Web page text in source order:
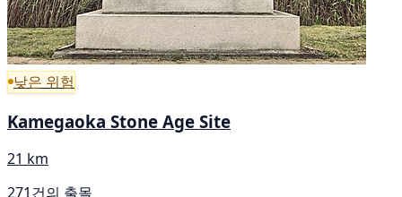
낮은 위험
Kamegaoka Stone Age Site
21 km
271건의 출몰